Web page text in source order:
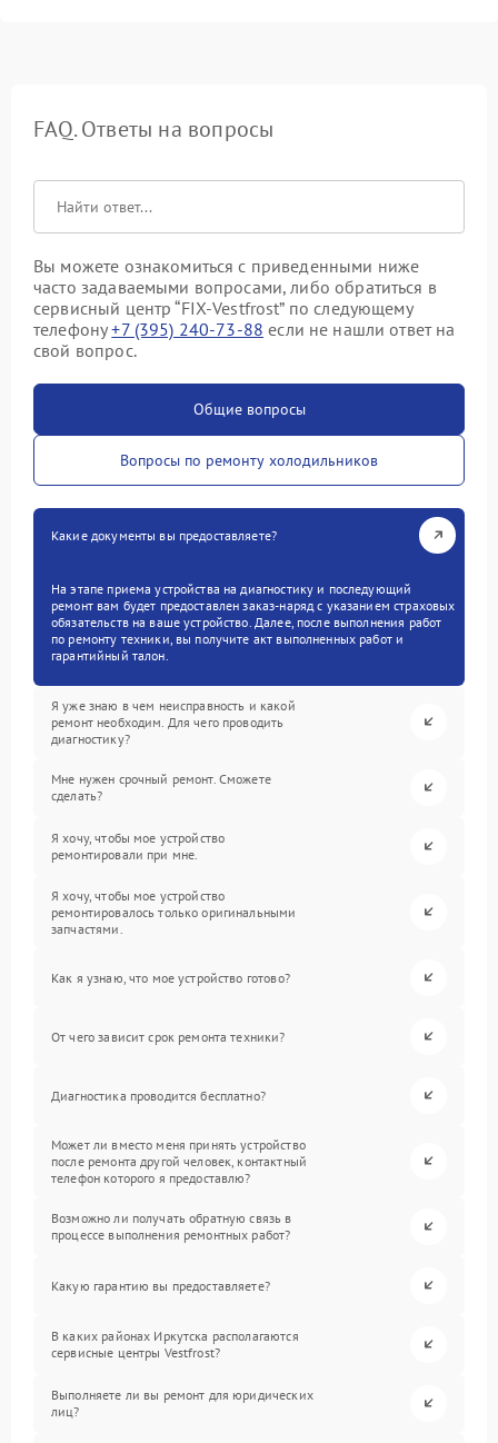
FAQ. Ответы на вопросы
Вы можете ознакомиться с приведенными ниже
часто задаваемыми вопросами, либо обратиться в
сервисный центр “FIX-Vestfrost” по следующему
телефону+7 (395) 240-73-88 если не нашли ответ на
свой вопрос.
Общие вопросы
Вопросы по ремонту холодильников
Какие документы вы предоставляете?
На этапе приема устройства на диагностику и последующий
ремонт вам будет предоставлен заказ-наряд с указанием страховых
обязательств на ваше устройство. Далее, после выполнения работ
по ремонту техники, вы получите акт выполненных работ и
гарантийный талон.
Я уже знаю в чем неисправность и какой
ремонт необходим. Для чего проводить
диагностику?
Мне нужен срочный ремонт. Сможете
сделать?
Я хочу, чтобы мое устройство
ремонтировали при мне.
Я хочу, чтобы мое устройство
ремонтировалось только оригинальными
запчастями.
Как я узнаю, что мое устройство готово?
От чего зависит срок ремонта техники?
Диагностика проводится бесплатно?
Может ли вместо меня принять устройство
после ремонта другой человек, контактный
телефон которого я предоставлю?
Возможно ли получать обратную связь в
процессе выполнения ремонтных работ?
Какую гарантию вы предоставляете?
В каких районах Иркутска располагаются
сервисные центры Vestfrost?
Выполняете ли вы ремонт для юридических
лиц?